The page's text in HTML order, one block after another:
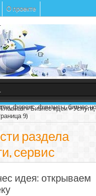
О проекте
форекс, финансы, бизнес
Главная»Бизнес идеи»Услуги,
9)
раздела
сервис
идея: открываем